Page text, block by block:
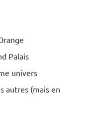
Palais
univers
autres (mais en